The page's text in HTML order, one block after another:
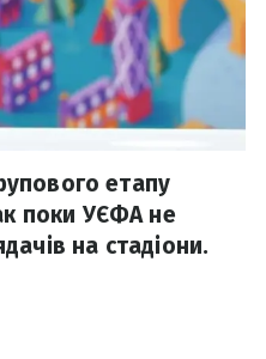
етапу
поки УЄФА не
на стадіони.